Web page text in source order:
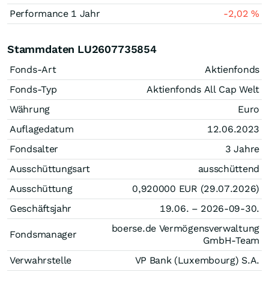
Performance 1 Jahr
-2,02%
Stammdaten LU2607735854
Fonds-Art
Aktienfonds
Fonds-Typ
Aktienfonds All Cap Welt
Währung
Euro
Auflagedatum
12.06.2023
Fondsalter
3 Jahre
Ausschüttungsart
ausschüttend
Ausschüttung
0,920000 EUR (29.07.2026)
Geschäftsjahr
19.06. – 2026-09-30.
Fondsmanager
boerse.de Vermögensverwaltung
GmbH-Team
Verwahrstelle
VP Bank (Luxembourg) S.A.